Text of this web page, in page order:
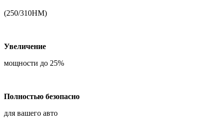
(250/310НМ)
Увеличение
мощности до 25%
Полностью безопасно
для вашего авто